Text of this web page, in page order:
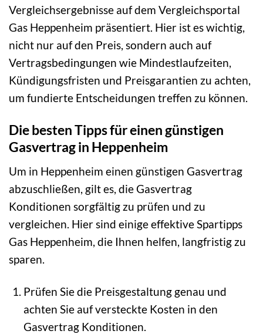
Vergleichsergebnisse auf dem Vergleichsportal
Gas Heppenheim präsentiert. Hier ist es wichtig,
nicht nur auf den Preis, sondern auch auf
Vertragsbedingungen wie Mindestlaufzeiten,
Kündigungsfristen und Preisgarantien zu achten,
um fundierte Entscheidungen treffen zu können.
Die besten Tipps für einen günstigen
Gasvertrag in Heppenheim
Um in Heppenheim einen günstigen Gasvertrag
abzuschließen, gilt es, die Gasvertrag
Konditionen sorgfältig zu prüfen und zu
vergleichen. Hier sind einige effektive Spartipps
Gas Heppenheim, die Ihnen helfen, langfristig zu
sparen.
Prüfen Sie die Preisgestaltung genau und
achten Sie auf versteckte Kosten in den
Gasvertrag Konditionen.